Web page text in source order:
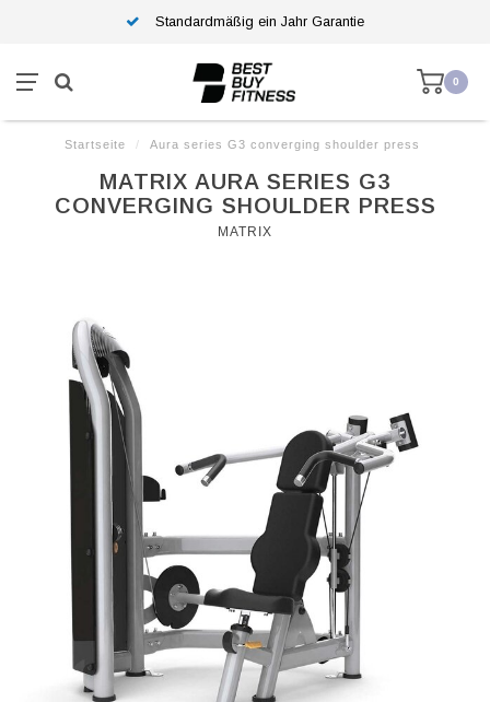
Standardmäßig ein Jahr Garantie
0
Startseite / Aura series G3 converging shoulder press
MATRIX AURA SERIES G3
CONVERGING SHOULDER PRESS
MATRIX